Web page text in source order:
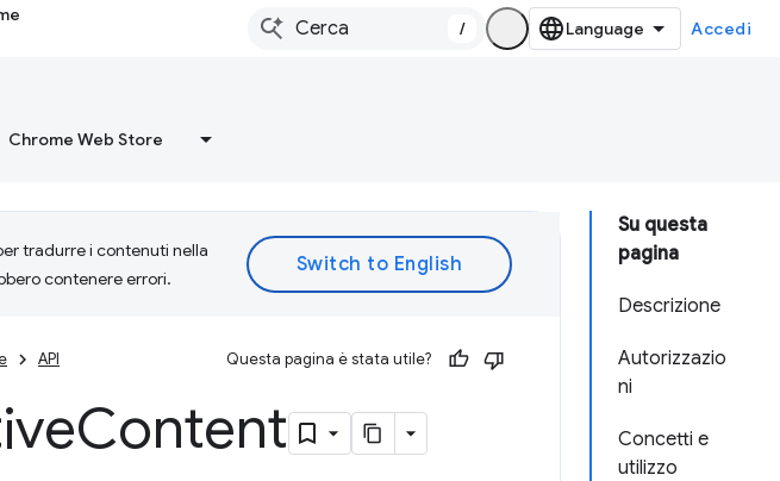
/ Accedi
Chrome Web Store
Su questa
pagina
Descrizione
Autorizzazio
ni
Concetti e
utilizzo
tradurre i contenuti nella
contenere errori.
API Questa pagina è stata utile?
Content